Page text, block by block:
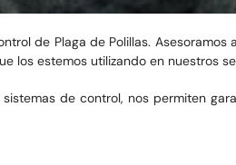
de Plaga de Polillas.
estemos utilizando en nuestros
de control, nos permiten